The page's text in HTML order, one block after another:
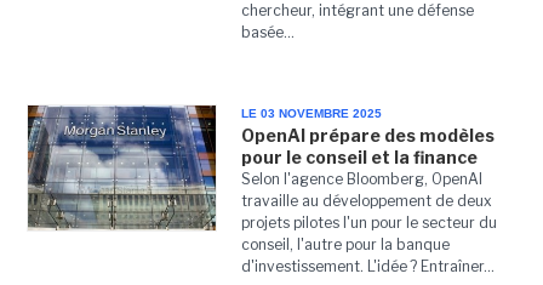
chercheur, intégrant une défense
basée...
LE 03 NOVEMBRE 2025
OpenAI prépare des modèles
pour le conseil et la finance
Selon l'agence Bloomberg, OpenAI
travaille au développement de deux
projets pilotes l'un pour le secteur du
conseil, l'autre pour la banque
d'investissement. L'idée ? Entraîner...